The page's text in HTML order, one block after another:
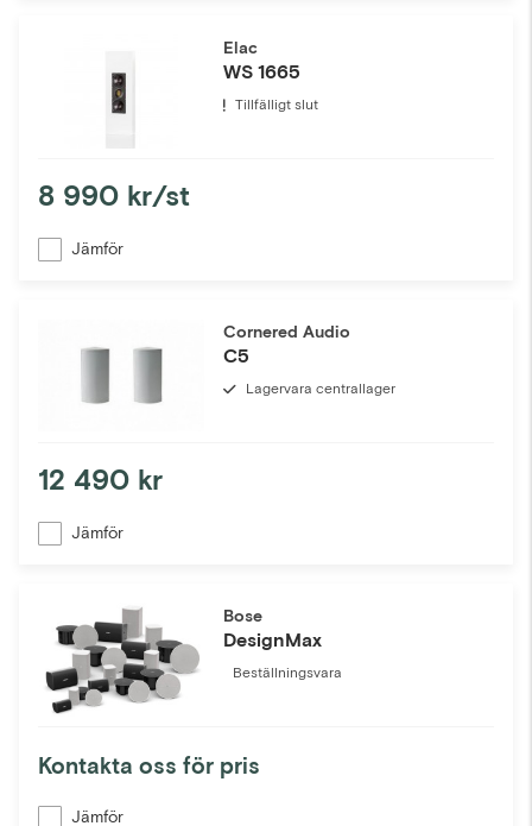
Elac
WS 1665
Tillfälligt slut
8 990 kr/st
Jämför
Cornered Audio
C5
Lagervara centrallager
12 490 kr
Jämför
Bose
DesignMax
Beställningsvara
Kontakta oss för pris
Jämför